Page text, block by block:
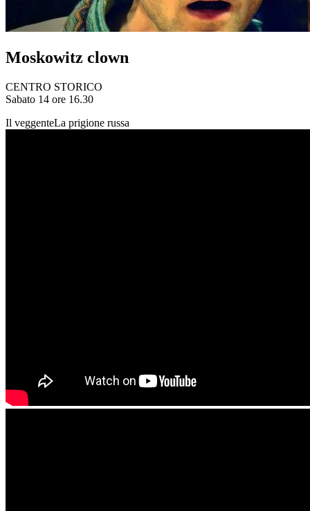
Moskowitz clown
CENTRO STORICO
Sabato 14 ore 16.30
Il veggenteLa prigione russa